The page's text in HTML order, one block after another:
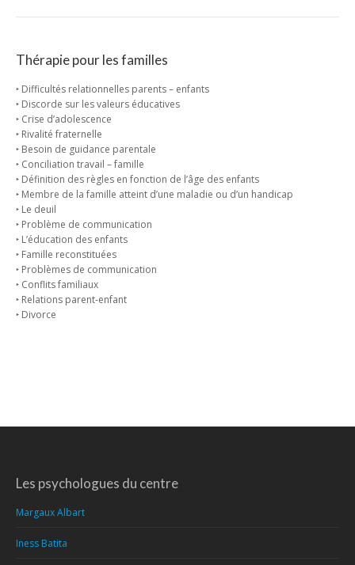
Thérapie pour les familles
‣ Difficultés relationnelles parents – enfants
‣ Discorde sur les valeurs éducatives
‣ Crise d’adolescence
‣ Rivalité fraternelle
‣ Besoin de guidance parentale
‣ Conciliation travail – famille
‣ Définition des règles en fonction de l’âge des enfants
‣ Membre de la famille atteint d’une maladie ou d’un handicap
‣ Le deuil
‣ Problème de communication
‣ L’éducation des enfants
‣ Famille reconstituées
‣ Problèmes de communication
‣ Conflits familiaux
‣ Relations parent-enfant
‣ Divorce
Les psychologues du centre
Margaux Albart
Iness Batita